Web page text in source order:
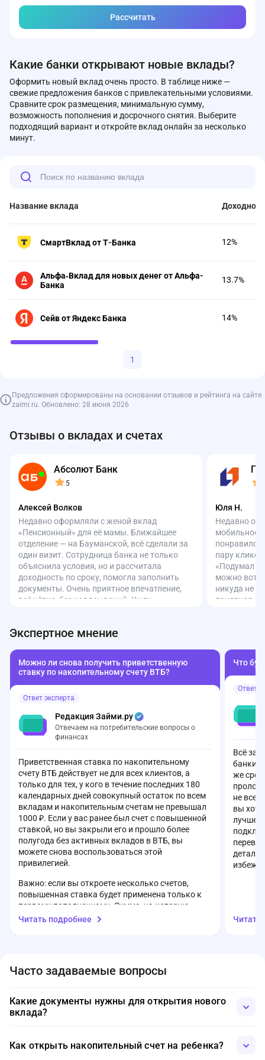
Рассчитать
Какие банки открывают новые вклады?
Оформить новый вклад очень просто. В таблице ниже —
свежие предложения банков с привлекательными условиями.
Сравните срок размещения, минимальную сумму,
возможность пополнения и досрочного снятия. Выберите
подходящий вариант и откройте вклад онлайн за несколько
минут.
Название вклада
СмартВклад от Т-Банка 12%
Альфа‑Вклад для новых денег от Альфа-
Банка
13.7%
Сейв от Яндекс Банка 14%
1
Предложения сформированы на основании отзывов и рейтинга на сайте
zaimi.ru. Обновлено: 28 июня 2026
Отзывы о вкладах и счетах
Абсолют Банк
5
Алексей Волков
Недавно оформляли с женой вклад
«Пенсионный» для её мамы. Ближайшее
отделение — на Бауманской, всё сделали за
один визит. Сотрудница банка не только
объяснила условия, но и рассчитала
доходность по сроку, помогла заполнить
документы. Очень приятное впечатление,
всё чётко, без навязываний. Ушли
Юля Н.
Недавно
мобильное
пару
«Подумал –
можно вот
никуда не
приятная,
Экспертное мнение
Можно ли снова получить приветственную
ставку по накопительному счету ВТБ?
Ответ эксперта
Редакция Займи.ру
Отвечаем на потребительские вопросы о
финансах
Приветственная ставка по накопительному
счету ВТБ действует не для всех клиентов, а
только для тех, у кого в течение последних 180
календарных дней совокупный остаток по всем
вкладам и накопительным счетам не превышал
1000 ₽. Если у вас ранее был счет с повышенной
ставкой, но вы закрыли его и прошло более
полугода без активных вкладов в ВТБ, вы
можете снова воспользоваться этой
привилегией.
Важно: если вы откроете несколько счетов,
повышенная ставка будет применена только к
первому пополненному. Сумма, на которую
начисляется приветственная ставка,
Также стоит учитывать, что проценты
открытия. Подробные условия актуальной
ставки можно уточнить на официальном сайте
Читать подробнее
Что
Ответ
Всё
банки
же срок
не
вы
лучше
детали
Читать
Часто задаваемые вопросы
Какие документы нужны для открытия нового
вклада?
Однако, если вы хотите воспользоваться специальной
программой, например, оформить вклад для пенсионеров,
Как открыть накопительный счет на ребенка?